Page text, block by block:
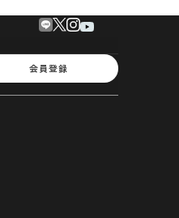
会員登録